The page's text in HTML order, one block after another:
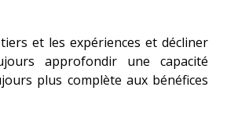
et les expériences et décliner
approfondir une capacité
plus complète aux bénéfices